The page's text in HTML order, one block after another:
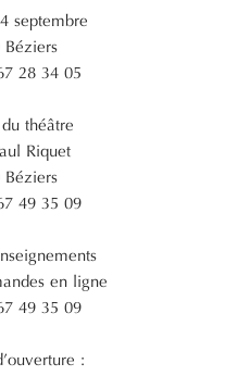
septembre
Béziers
28 34 05
théâtre
Riquet
Béziers
49 35 09
en ligne
49 35 09
: